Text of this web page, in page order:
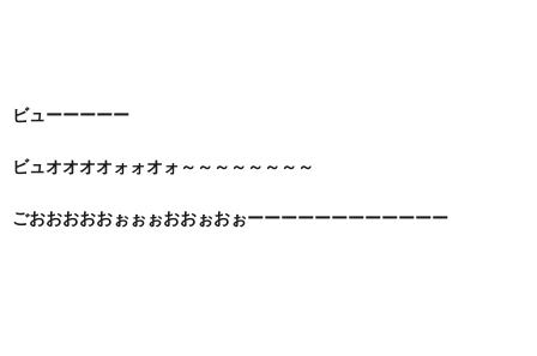
ビューーーーー
ビュオオオオォォオォ～～～～～～～～
ごおおおおおぉぉぉおおぉおぉーーーーーーーーーーーー